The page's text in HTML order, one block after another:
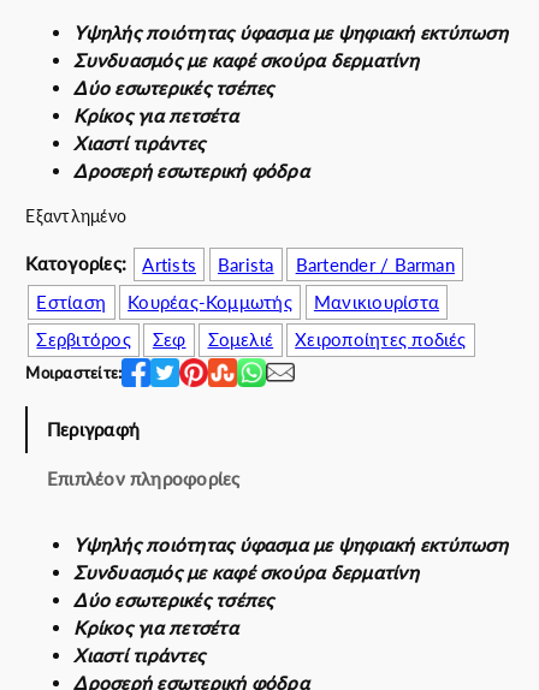
i
g
i
n
a
l
p
i
c
e
w
a
:
2
0
0
€
.
ρ
έ
χ
ο
υ
σ
ι
μ
ή
ε
ί
:
4
.
8
0
€
.
Υψηλής ποιότητας ύφασμα με ψηφιακή εκτύπωση
Συνδυασμός με καφέ σκούρα δερματίνη
Δύο εσωτερικές τσέπες
Κρίκος για πετσέτα
Χιαστί τιράντες
Δροσερή εσωτερική φόδρα
Εξαντλημένο
Κατογορίες: Artists Barista
Bartender / Barman
Εστίαση
Κουρέας-Κομμωτής
Μανικιουρίστα
Σερβιτόρος
Σεφ Σομελιέ Χειροποίητες ποδιές
Μοιραστείτε:
Περιγραφή
Επιπλέον πληροφορίες
Υψηλής ποιότητας ύφασμα με ψηφιακή εκτύπωση
Συνδυασμός με καφέ σκούρα δερματίνη
Δύο εσωτερικές τσέπες
Κρίκος για πετσέτα
Χιαστί τιράντες
Δροσερή εσωτερική φόδρα